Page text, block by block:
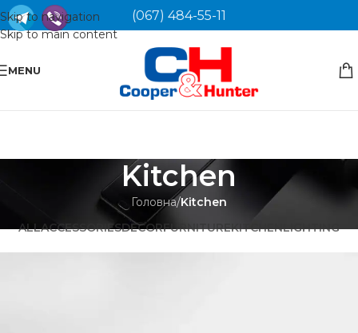
Skip to navigation
Skip to main content
(067) 484-55-11
MENU
Kitchen
Головна/Kitchen
ALLACCESSORIESDECORFURNITUREKITCHENLIGHTING